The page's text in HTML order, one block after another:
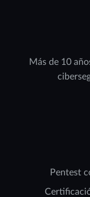
Más de 10
Pentest